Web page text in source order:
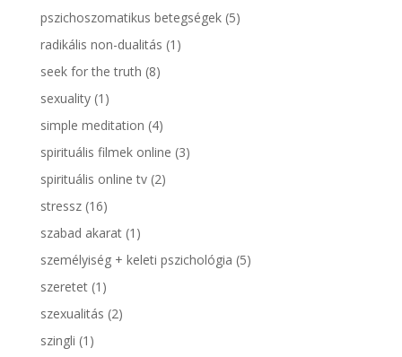
pszichoszomatikus betegségek(5)
radikális non-dualitás (1)
seek for the truth (8)
sexuality(1)
simple meditation (4)
spirituális filmek online (3)
spirituális online tv(2)
stressz(16)
szabad akarat(1)
személyiség + keleti pszichológia (5)
szeretet(1)
szexualitás (2)
szingli (1)